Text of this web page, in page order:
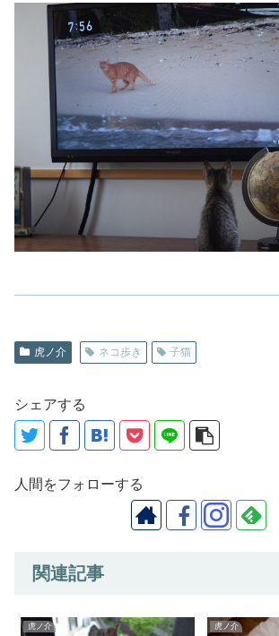
虎ノ介 ネコ歩き 子猫
シェアする
人間をフォローする
関連記事
虎ノ介 虎ノ介